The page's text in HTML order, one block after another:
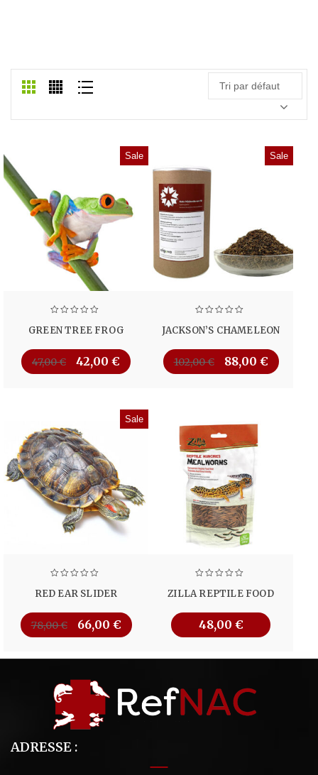
Tri par défaut
Sale
GREEN TREE FROG
47,00€ 42,00 €
Sale
JACKSON’S CHAMELEON
102,00€ 88,00 €
Sale
RED EAR SLIDER
78,00€ 66,00 €
ZILLA REPTILE FOOD
48,00 €
ADRESSE :